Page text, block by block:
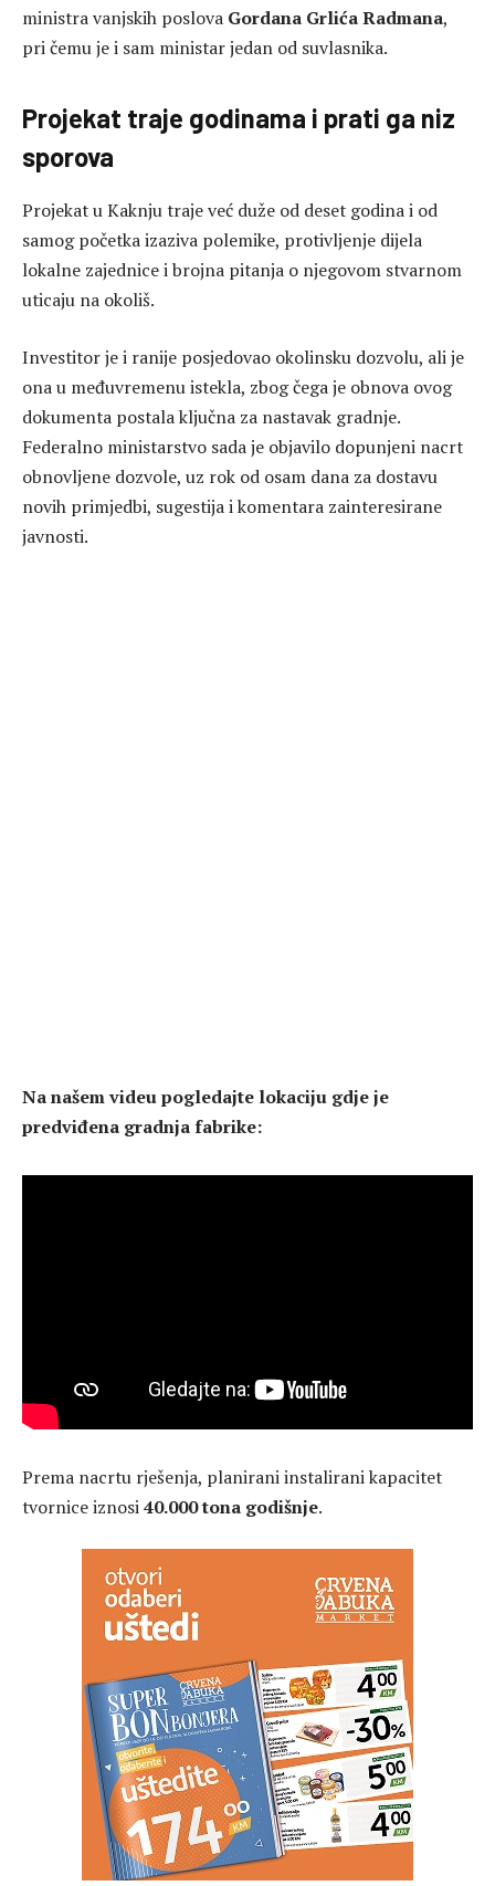
ministra vanjskih poslova Gordana Grlića Radmana,
pri čemu je i sam ministar jedan od suvlasnika.
Projekat traje godinama i prati ga niz
sporova
Projekat u Kaknju traje već duže od deset godina i od
samog početka izaziva polemike, protivljenje dijela
lokalne zajednice i brojna pitanja o njegovom stvarnom
uticaju na okoliš.
Investitor je i ranije posjedovao okolinsku dozvolu, ali je
ona u međuvremenu istekla, zbog čega je obnova ovog
dokumenta postala ključna za nastavak gradnje.
Federalno ministarstvo sada je objavilo dopunjeni nacrt
obnovljene dozvole, uz rok od osam dana za dostavu
novih primjedbi, sugestija i komentara zainteresirane
javnosti.
Na našem videu pogledajte lokaciju gdje je
predviđena gradnja fabrike:
Prema nacrtu rješenja, planirani instalirani kapacitet
tvornice iznosi40.000 tona godišnje.